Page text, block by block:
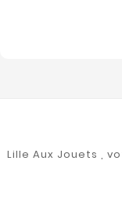
Lille Aux Jouets ,